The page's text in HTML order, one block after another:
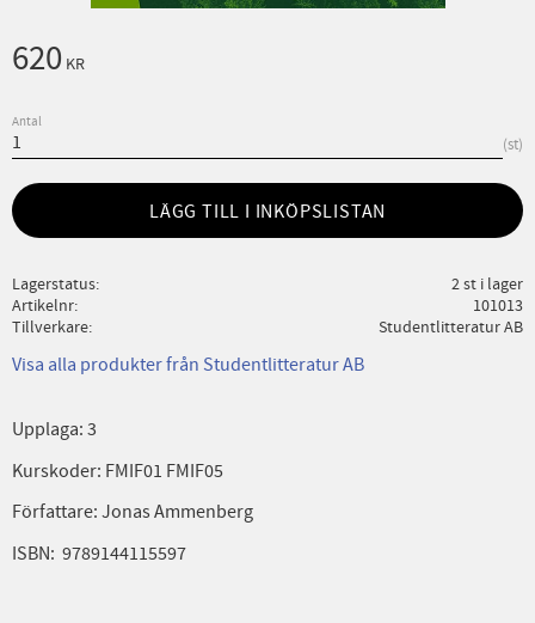
620 KR
Antal
st
LÄGG TILL I INKÖPSLISTAN
Lagerstatus
2 st i lager
Artikelnr
101013
Tillverkare
Studentlitteratur AB
Visa alla produkter från Studentlitteratur AB
Upplaga: 3
Kurskoder: FMIF01 FMIF05
Författare: Jonas Ammenberg
ISBN: 9789144115597